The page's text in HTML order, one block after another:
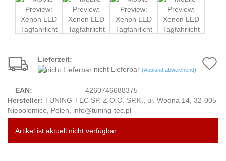
Lieferzeit:
nicht Lieferbar (Ausland abweichend)
EAN:
4260746688375
Hersteller: TUNING-TEC SP. Z O.O. SP.K., ul. Wodna 14, 32-005
Niepolomice, Polen, info@tuning-tec.pl
Artikel ist aktuell nicht verfügbar.